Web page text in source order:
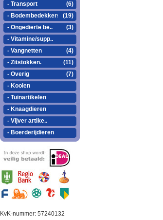
- Transport
(6)
- Bodembedekkers
(19)
- Ongedierte be..
(3)
- Vitamine/supp..
- Vangnetten
(4)
- Zitstokken.
(11)
- Overig
(7)
- Kooien
- Tuinartikelen
- Knaagdieren
- Vijver artike..
- Boerderijdieren
KvK-nummer: 57240132